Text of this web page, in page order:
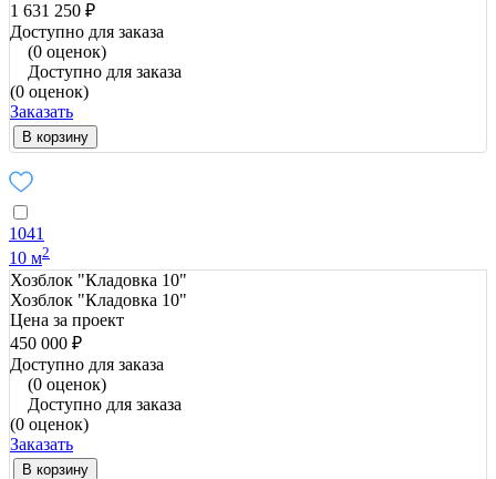
1 631 250 ₽
Доступно для заказа
(0 оценок)
Доступно для заказа
(0 оценок)
Заказать
В корзину
1041
10 м2
Хозблок "Кладовка 10"
Хозблок "Кладовка 10"
Цена за проект
450 000 ₽
Доступно для заказа
(0 оценок)
Доступно для заказа
(0 оценок)
Заказать
В корзину